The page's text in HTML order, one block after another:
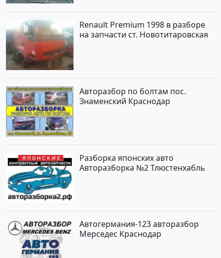
Renault Premium 1998 в разборе
на запчасти ст. Новотитаровская
Авторазбор по болтам пос.
Знаменский Краснодар
Разборка японских авто
Авторазборка №2 Тлюстенхабль
Автогермания-123 авторазбор
Мерседес Краснодар